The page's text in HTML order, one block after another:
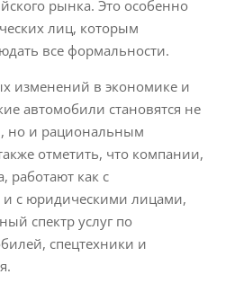
рынка. Это особенно
лиц, которым
все формальности.
изменений в экономике и
автомобили становятся не
но и рациональным
отметить, что компании,
работают как с
и с юридическими лицами,
спектр услуг по
спецтехники и